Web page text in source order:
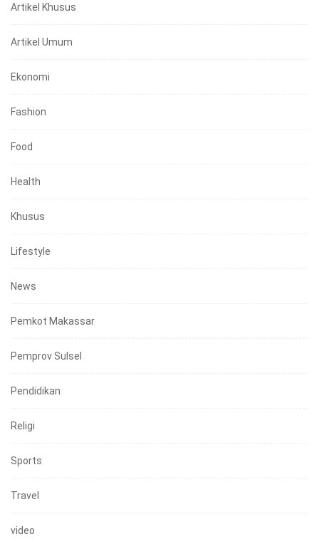
Artikel Khusus
Artikel Umum
Ekonomi
Fashion
Food
Health
Khusus
Lifestyle
News
Pemkot Makassar
Pemprov Sulsel
Pendidikan
Religi
Sports
Travel
video